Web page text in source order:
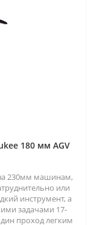
180 мм AGV
230мм машинам,
или
инструмент, а
задачами 17-
проход легким